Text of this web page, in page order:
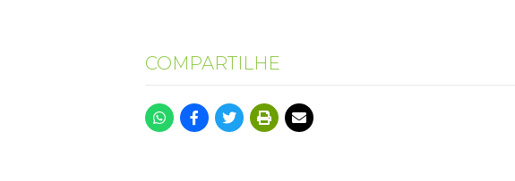
COMPARTILHE